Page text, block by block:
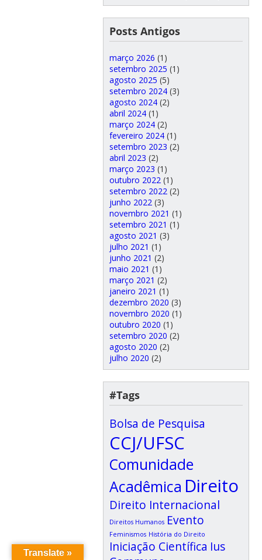
Posts Antigos
março 2026 (1)
setembro 2025 (1)
agosto 2025 (5)
setembro 2024(3)
agosto 2024(2)
abril 2024(1)
março 2024(2)
fevereiro 2024(1)
setembro 2023 (2)
abril 2023 (2)
março 2023 (1)
outubro 2022 (1)
setembro 2022 (2)
junho 2022 (3)
novembro 2021 (1)
setembro 2021 (1)
agosto 2021 (3)
julho 2021 (1)
junho 2021 (2)
maio 2021 (1)
março 2021 (2)
janeiro 2021 (1)
dezembro 2020 (3)
novembro 2020 (1)
outubro 2020 (1)
setembro 2020 (2)
agosto 2020 (2)
julho 2020 (2)
#Tags
Bolsa de Pesquisa
CCJ/UFSC
Comunidade
Acadêmica Direito
Direito Internacional
Direitos Humanos Evento
Feminismos História do Direito
Iniciação Científica Ius
Translate »